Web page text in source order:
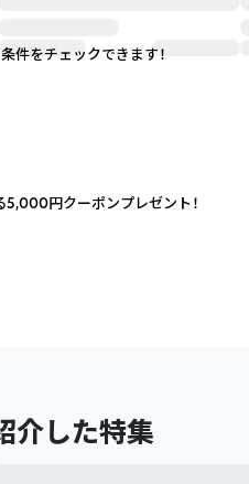
介した特集
件をチェックできます！
5,000円クーポンプレゼント！